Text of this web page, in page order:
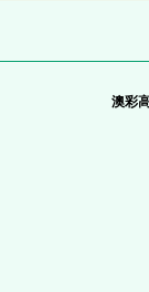
澳彩